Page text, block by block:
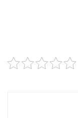
2025!